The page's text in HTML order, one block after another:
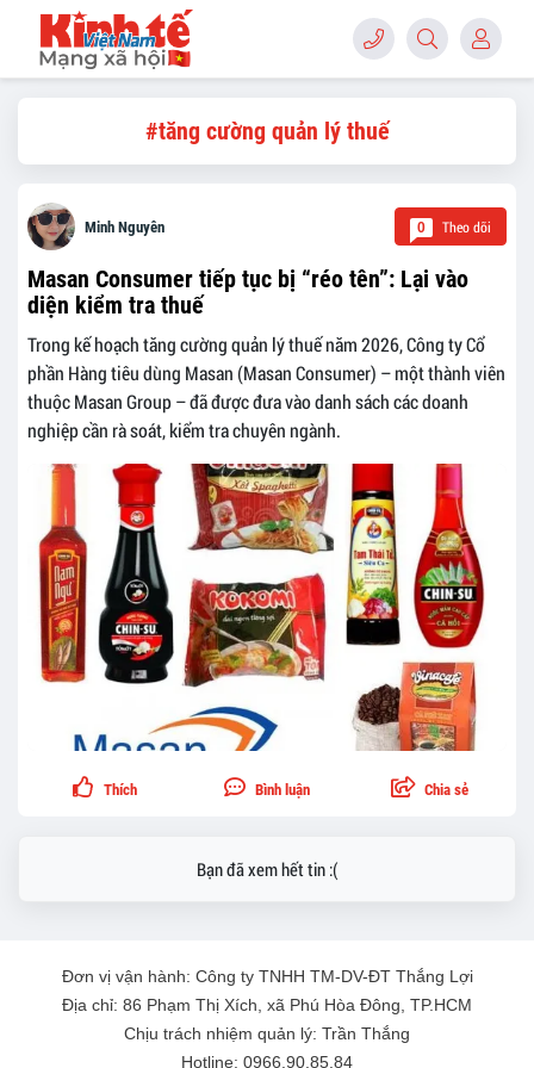
#tăng cường quản lý thuế
Minh Nguyên 0 Theo dõi
Masan Consumer tiếp tục bị “réo tên”: Lại vào
diện kiểm tra thuế
Trong kế hoạch tăng cường quản lý thuế năm 2026, Công ty Cổ
phần Hàng tiêu dùng Masan (Masan Consumer) – một thành viên
thuộc Masan Group – đã được đưa vào danh sách các doanh
nghiệp cần rà soát, kiểm tra chuyên ngành.
Thích Bình luận Chia sẻ
Bạn đã xem hết tin :(
Đơn vị vận hành: Công ty TNHH TM-DV-ĐT Thắng Lợi
Địa chỉ: 86 Phạm Thị Xích, xã Phú Hòa Đông, TP.HCM
Chịu trách nhiệm quản lý: Trần Thắng
Hotline: 0966.90.85.84